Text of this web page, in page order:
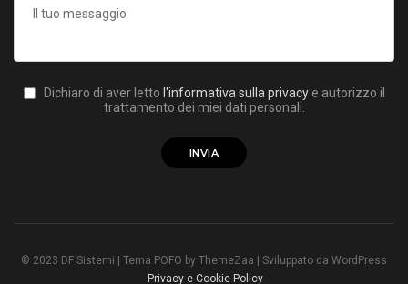
Dichiaro di aver letto l'informativa sulla privacy e autorizzo il
trattamento dei miei dati personali.
© 2023 DF Sistemi | Tema POFO by ThemeZaa | Sviluppato da WordPress
Privacy e Cookie Policy